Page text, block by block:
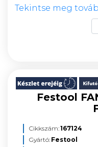
Tekintse meg
Festool
Cikkszám:167124
Gyártó: Festool